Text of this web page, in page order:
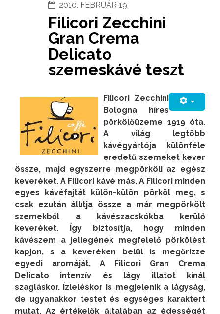
2010. FEBRUÁR 19.
Filicori Zecchini
Gran Crema
Delicato
szemeskávé teszt
Filicori Zecchini
Bologna híres
pörkölőüzeme 1919 óta.
A világ legtöbb
kávégyártója különféle
eredetű szemeket kever
össze, majd egyszerre megpörköli az egész
keveréket. A Filicori kávé más. A Filicori minden
egyes kávéfajtát külön-külön pörköl meg, s
csak ezután állítja össze a már megpörkölt
szemekből a kávészacskókba kerülő
keveréket. Így biztosítja, hogy minden
kávészem a jellegének megfelelő pörkölést
kapjon, s a keveréken belül is megőrizze
egyedi aromáját. A Filicori Gran Crema
Delicato intenzív és lágy illatot kínál
szagláskor. Ízleléskor is megjelenik a lágyság,
de ugyanakkor testet és egységes karaktert
mutat. Az értékelők általában az édességét